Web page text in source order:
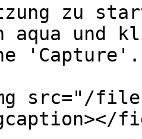
zu
und
'Capture'.
src="/files/